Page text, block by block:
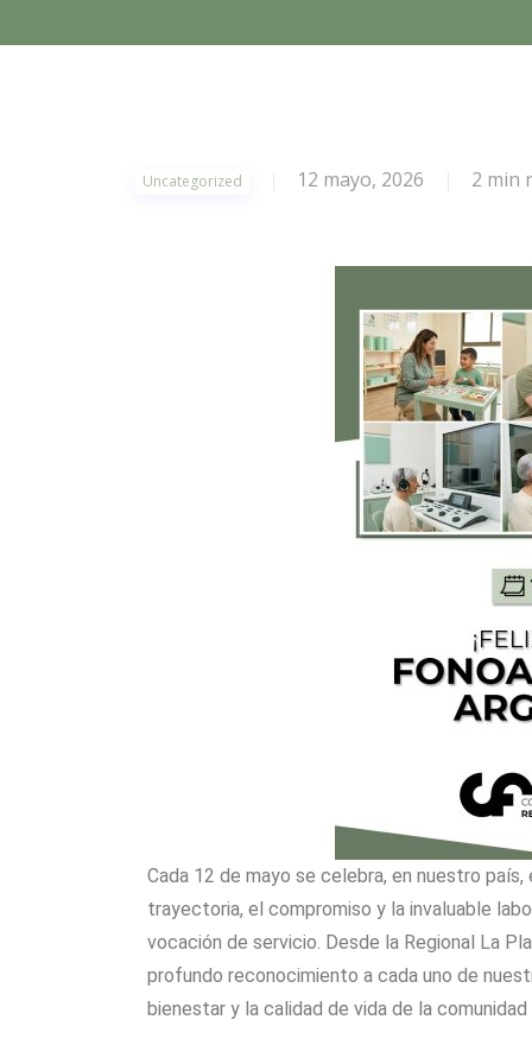
Uncategorized 12 mayo, 2026 2 min
Cada 12 de mayo se celebra, en nuestro
trayectoria, el compromiso y la invaluable
vocación de servicio. Desde la Regional La
profundo reconocimiento a cada uno de
bienestar y la calidad de vida de la comunidad